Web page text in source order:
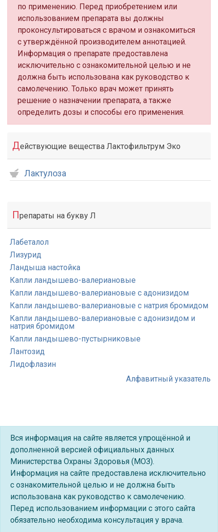
по применению. Перед приобретением или
использованием препарата вы должны
проконсультироваться с врачом и ознакомиться
с утверждённой производителем аннотацией.
Информация о препарате предоставлена
исключительно с ознакомительной целью и не
должна быть использована как руководство к
самолечению. Только врач может принять
решение о назначении препарата, а также
определить дозы и способы его применения.
Действующие вещества Лактофильтрум Эко
Лактулоза
Препараты на букву Л
Лабеталол
Лизурид
Ландыша настойка
Капли ландышево-валериановые
Капли ландышево-валериановые с адонизидом
Капли ландышево-валериановые с натрия бромидом
Капли ландышево-валериановые с адонизидом и
натрия бромидом
Капли ландышево-пустырниковые
Лантозид
Лидофлазин
Алфавитный указатель
Вся информация на сайте является упрощённой и
дополненной версией официальных данных
Министерства Охраны Здоровья (МОЗ).
Информация на сайте предоставлена исключительно
с ознакомительной целью и не должна быть
использована как руководство к самолечению.
Перед использованием информации с этого сайта
обязательно необходима консультация у врача.